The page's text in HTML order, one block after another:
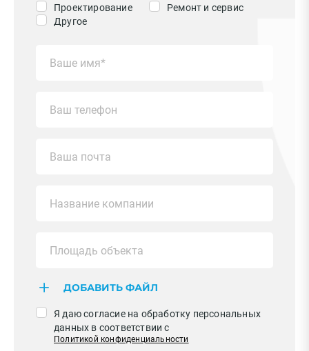
Проектирование
Ремонт и сервис
Другое
ДОБАВИТЬ ФАЙЛ
Я даю согласие на обработку персональных
данных в соответствии с
Политикой конфиденциальности